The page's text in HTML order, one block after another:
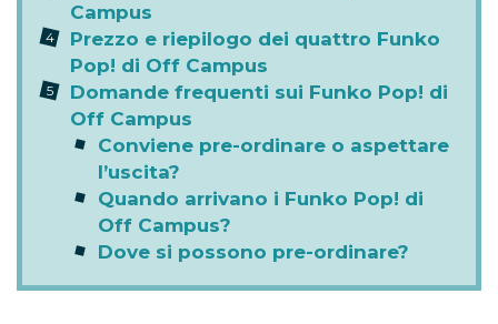
Campus
Prezzo e riepilogo dei quattro Funko
Pop! di Off Campus
Domande frequenti sui Funko Pop! di
Off Campus
Conviene pre-ordinare o aspettare
l’uscita?
Quando arrivano i Funko Pop! di
Off Campus?
Dove si possono pre-ordinare?